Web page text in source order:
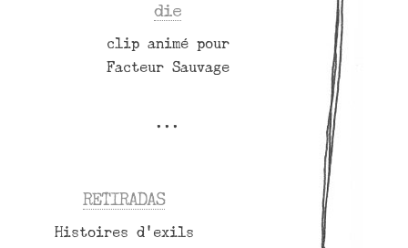
die
clip animé pour
Facteur Sauvage
RETIRADAS
Histoires d’exils